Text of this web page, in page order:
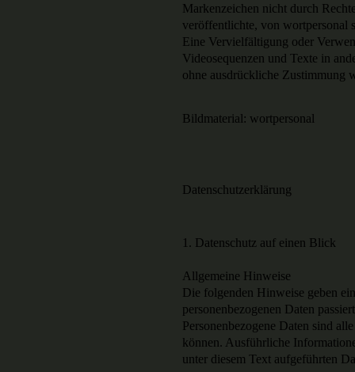
Markenzeichen nicht durch
veröffentlichte, von wortpersonal
Eine Vervielfältigung oder
Videosequenzen und Texte in
ohne ausdrückliche Zustimmung
Bildmaterial: wortpersonal
Datenschutzerklärung
1. Datenschutz auf einen Blick
Allgemeine Hinweise
Die folgenden Hinweise geben
personenbezogenen Daten
Personenbezogene Daten sind
können. Ausführliche
unter diesem Text aufgeführten